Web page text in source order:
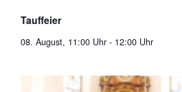
Tauffeier
08. August, 11:00 Uhr - 12:00 Uhr